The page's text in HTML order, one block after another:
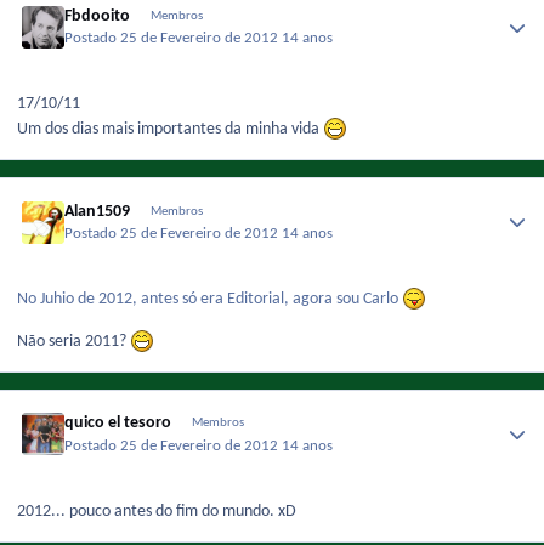
Fbdooito Membros
Postado25 de Fevereiro de 2012 14 anos
17/10/11
Um dos dias mais importantes da minha vida
Alan1509 Membros
Postado25 de Fevereiro de 2012 14 anos
No Juhio de 2012, antes só era Editorial, agora sou Carlo
Não seria 2011?
quico el tesoro Membros
Postado25 de Fevereiro de 2012 14 anos
2012... pouco antes do fim do mundo. xD